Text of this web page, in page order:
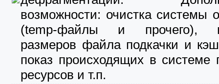
возможности: очистка системы
(temp-файлы и прочего),
размеров файла подкачки и
показ происходящих в системе
ресурсов и т.п.